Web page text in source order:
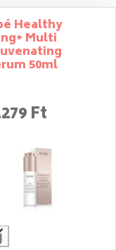
Healthy
Multi
50ml
Ft